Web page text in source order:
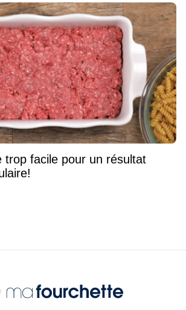
trop facile pour un résultat